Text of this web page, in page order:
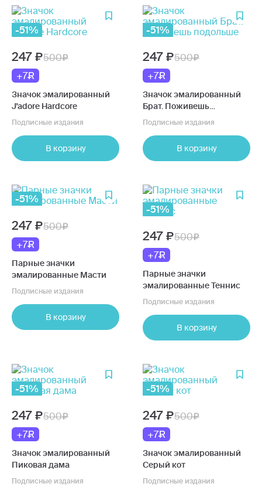
-51%
247
500
+7
Значок эмалированный
J'adore Hardcore
Подписные издания
В корзину
-51%
247
500
+7
Значок эмалированный
Брат. Поживешь
подольше
Подписные издания
В корзину
-51%
247
500
+7
Парные значки
эмалированные Масти
Подписные издания
В корзину
-51%
247
500
+7
Парные значки
эмалированные Теннис
Подписные издания
В корзину
-51%
247
500
+7
Значок эмалированный
Пиковая дама
Подписные издания
-51%
247
500
+7
Значок эмалированный
Серый кот
Подписные издания